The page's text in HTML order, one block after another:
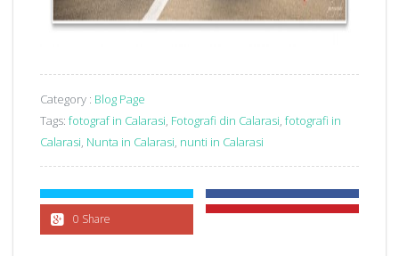
Category : Blog Page
Tags: fotograf in Calarasi, Fotografi din Calarasi, fotografi in
Calarasi, Nunta in Calarasi, nunti in Calarasi
0 Share